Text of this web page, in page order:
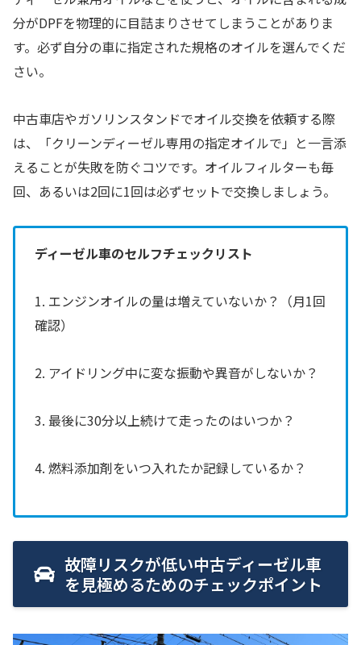
分がDPFを物理的に目詰まりさせてしまうことがありま
す。必ず自分の車に指定された規格のオイルを選んでくだ
さい。
中古車店やガソリンスタンドでオイル交換を依頼する際
は、「クリーンディーゼル専用の指定オイルで」と一言添
えることが失敗を防ぐコツです。オイルフィルターも毎
回、あるいは2回に1回は必ずセットで交換しましょう。
ディーゼル車のセルフチェックリスト
1. エンジンオイルの量は増えていないか？（月1回
確認）
2. アイドリング中に変な振動や異音がしないか？
3. 最後に30分以上続けて走ったのはいつか？
4. 燃料添加剤をいつ入れたか記録しているか？
故障リスクが低い中古ディーゼル車
を見極めるためのチェックポイント